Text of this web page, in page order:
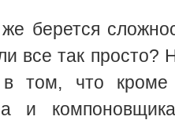
берется
все так просто?
том, что кроме
и